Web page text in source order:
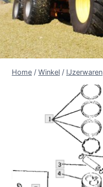
Home / Winkel / IJzerwaren